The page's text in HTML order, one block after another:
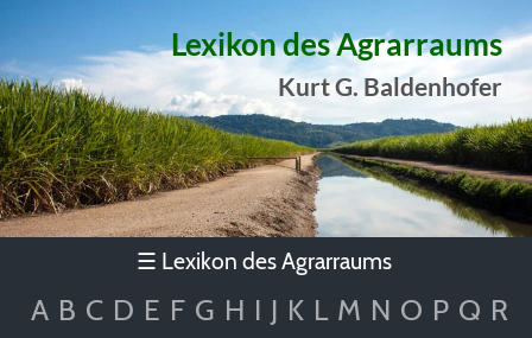
Lexikon des Agrarraums
Kurt G. Baldenhofer
☰ Lexikon des Agrarraums
A B C D E F G H I J K L M N O P Q R